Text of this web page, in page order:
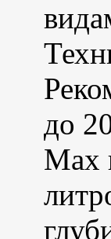
до
Max